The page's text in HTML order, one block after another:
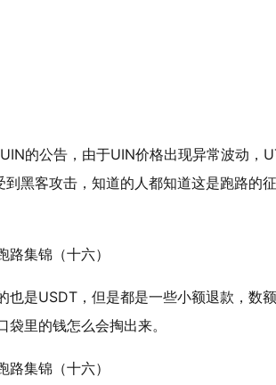
的公告，由于UIN价格出现异常波动，
黑客攻击，知道的人都知道这是跑路的
是USDT，但是都是一些小额退款，数
里的钱怎么会掏出来。